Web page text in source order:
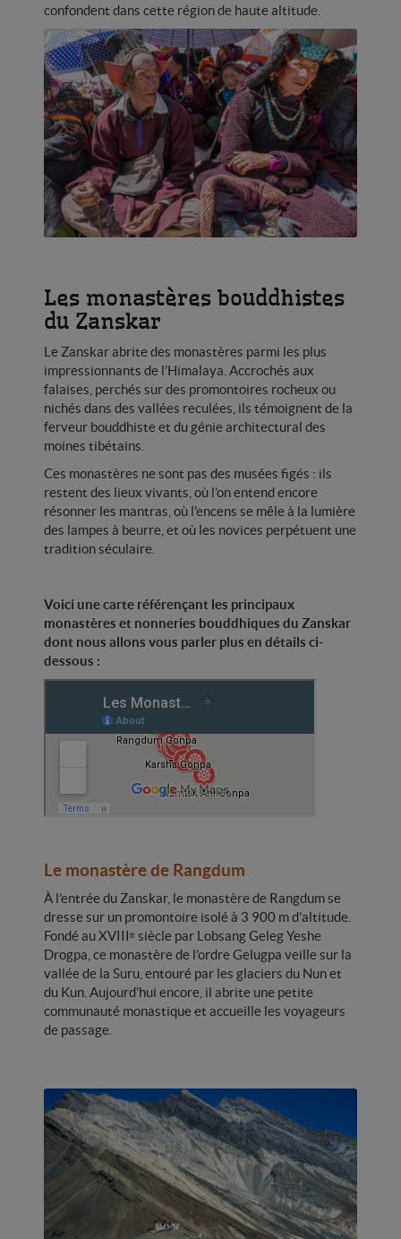
confondent dans cette région de haute altitude.
Les monastères bouddhistes
du Zanskar
Le Zanskar abrite des monastères parmi les plus
impressionnants de l’Himalaya. Accrochés aux
falaises, perchés sur des promontoires rocheux ou
nichés dans des vallées reculées, ils témoignent de la
ferveur bouddhiste et du génie architectural des
moines tibétains.
Ces monastères ne sont pas des musées figés : ils
restent des lieux vivants, où l’on entend encore
résonner les mantras, où l’encens se mêle à la lumière
des lampes à beurre, et où les novices perpétuent une
tradition séculaire.
Voici une carte référençant les principaux
monastères et nonneries bouddhiques du Zanskar
dont nous allons vous parler plus en détails ci-
dessous :
Le monastère de Rangdum
À l’entrée du Zanskar, le monastère de Rangdum se
dresse sur un promontoire isolé à 3 900 m d’altitude.
Fondé au XVIIIᵉ siècle par Lobsang Geleg Yeshe
Drogpa, ce monastère de l’ordre Gelugpa veille sur la
vallée de la Suru, entouré par les glaciers du Nun et
du Kun. Aujourd’hui encore, il abrite une petite
communauté monastique et accueille les voyageurs
de passage.